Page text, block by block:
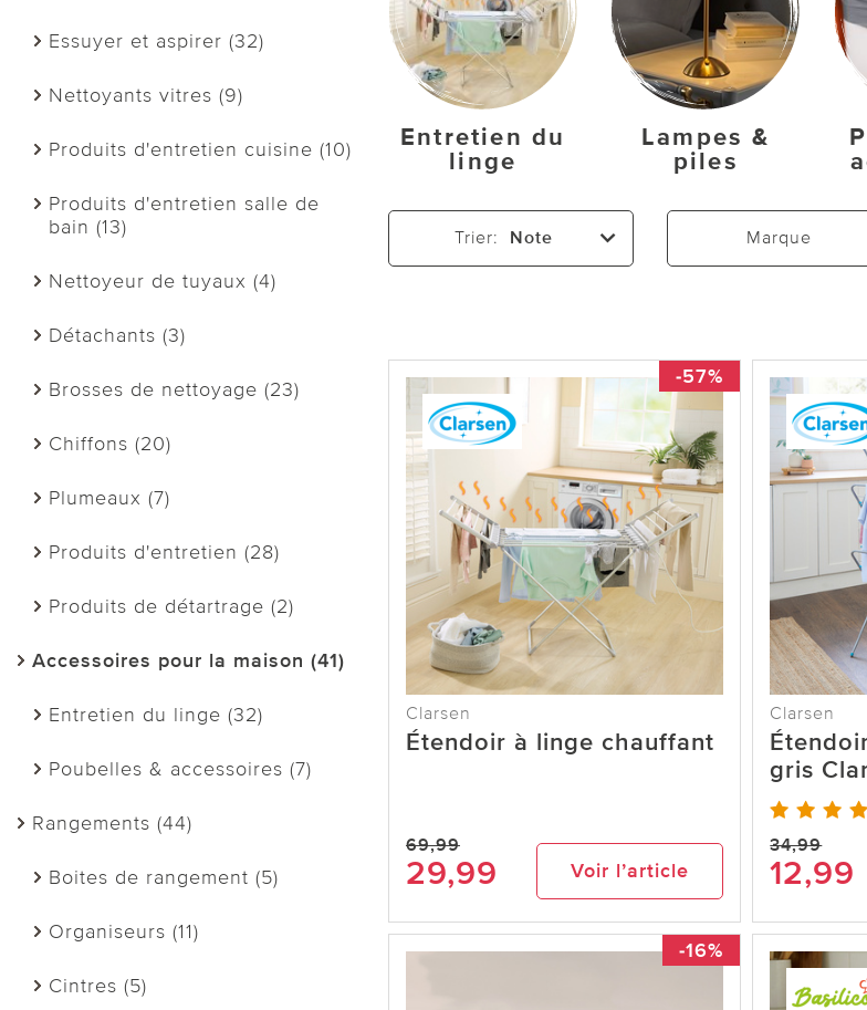
Essuyer et aspirer (32)
Nettoyants vitres (9)
Produits d'entretien cuisine (10)
Produits d'entretien salle de
bain (13)
Nettoyeur de tuyaux (4)
Détachants (3)
Brosses de nettoyage (23)
Chiffons (20)
Plumeaux (7)
Produits d'entretien (28)
Produits de détartrage (2)
Accessoires pour la maison (41)
Entretien du linge (32)
Poubelles & accessoires (7)
Rangements (44)
Boites de rangement (5)
Organiseurs (11)
Cintres (5)
Entretien du
linge
Lampes &
piles
Trier: Note Marque
-57%
Clarsen
Étendoir à linge chauffant
69,99
29,99 Voir l’article
Clarsen
gris
34,99
12,99
-16%